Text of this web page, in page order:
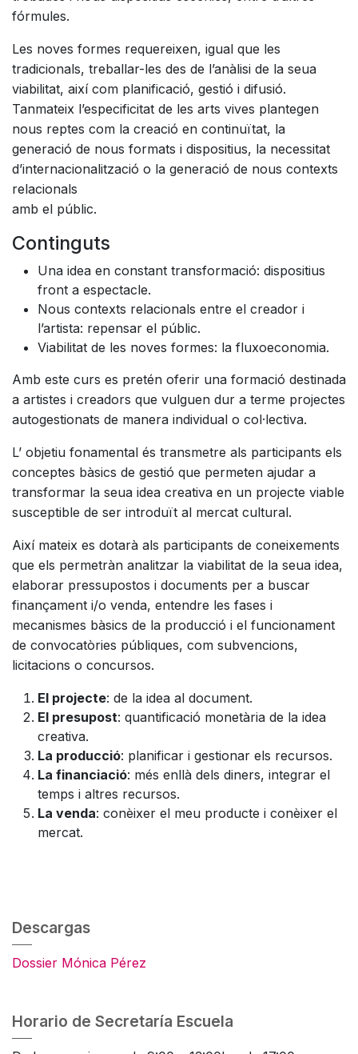
fórmules.
Les noves formes requereixen, igual que les
tradicionals, treballar-les des de l’anàlisi de la seua
viabilitat, així com planificació, gestió i difusió.
Tanmateix l’especificitat de les arts vives plantegen
nous reptes com la creació en continuïtat, la
generació de nous formats i dispositius, la necessitat
d’internacionalització o la generació de nous contexts
relacionals
amb el públic.
Continguts
Una idea en constant transformació: dispositius
front a espectacle.
Nous contexts relacionals entre el creador i
l’artista: repensar el públic.
Viabilitat de les noves formes: la fluxoeconomia.
Amb este curs es pretén oferir una formació destinada
a artistes i creadors que vulguen dur a terme projectes
autogestionats de manera individual o col·lectiva.
L’ objetiu fonamental és transmetre als participants els
conceptes bàsics de gestió que permeten ajudar a
transformar la seua idea creativa en un projecte viable
susceptible de ser introduït al mercat cultural.
Així mateix es dotarà als participants de coneixements
que els permetràn analitzar la viabilitat de la seua idea,
elaborar pressupostos i documents per a buscar
finançament i/o venda, entendre les fases i
mecanismes bàsics de la producció i el funcionament
de convocatòries públiques, com subvencions,
licitacions o concursos.
El projecte: de la idea al document.
El presupost: quantificació monetària de la idea
creativa.
La producció: planificar i gestionar els recursos.
La financiació: més enllà dels diners, integrar el
temps i altres recursos.
La venda: conèixer el meu producte i conèixer el
mercat.
Descargas
Dossier Mónica Pérez
Horario de Secretaría Escuela